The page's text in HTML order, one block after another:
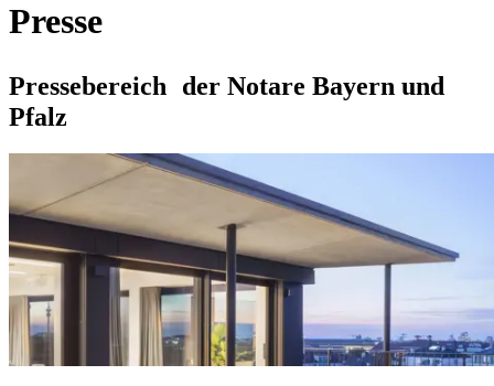
Presse
Pressebereich der Notare Bayern und
Pfalz